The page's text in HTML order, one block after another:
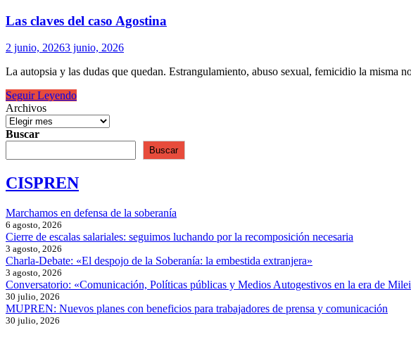
Las claves del caso Agostina
2 junio, 20263 junio, 2026
La autopsia y las dudas que quedan. Estrangulamiento, abuso sexual, femicidio la
Las
claves
del
caso
Agostina
Seguir Leyendo
Archivos
Buscar
Buscar
CISPREN
Marchamos en defensa de la soberanía
6 agosto, 2026
Cierre de escalas salariales: seguimos luchando por la recomposición necesaria
3 agosto, 2026
Charla-Debate: «El despojo de la Soberanía: la embestida extranjera»
3 agosto, 2026
Conversatorio: «Comunicación, Políticas públicas y Medios Autogestivos en la era de
30 julio, 2026
MUPREN: Nuevos planes con beneficios para trabajadores de prensa y comunicación
30 julio, 2026